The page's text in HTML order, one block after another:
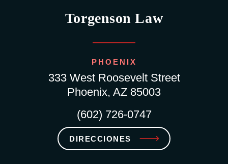
Torgenson Law
PHOENIX
333 West Roosevelt Street
Phoenix, AZ 85003
(602) 726-0747
DIRECCIONES